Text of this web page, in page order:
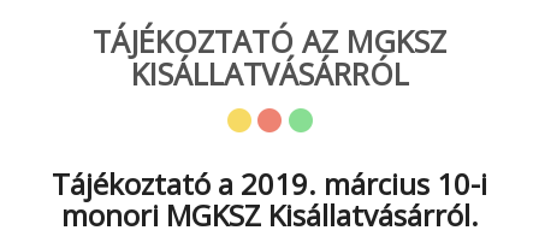
TÁJÉKOZTATÓ AZ MGKSZ
KISÁLLATVÁSÁRRÓL
Tájékoztató a 2019. március 10-i
monori MGKSZ Kisállatvásárról.